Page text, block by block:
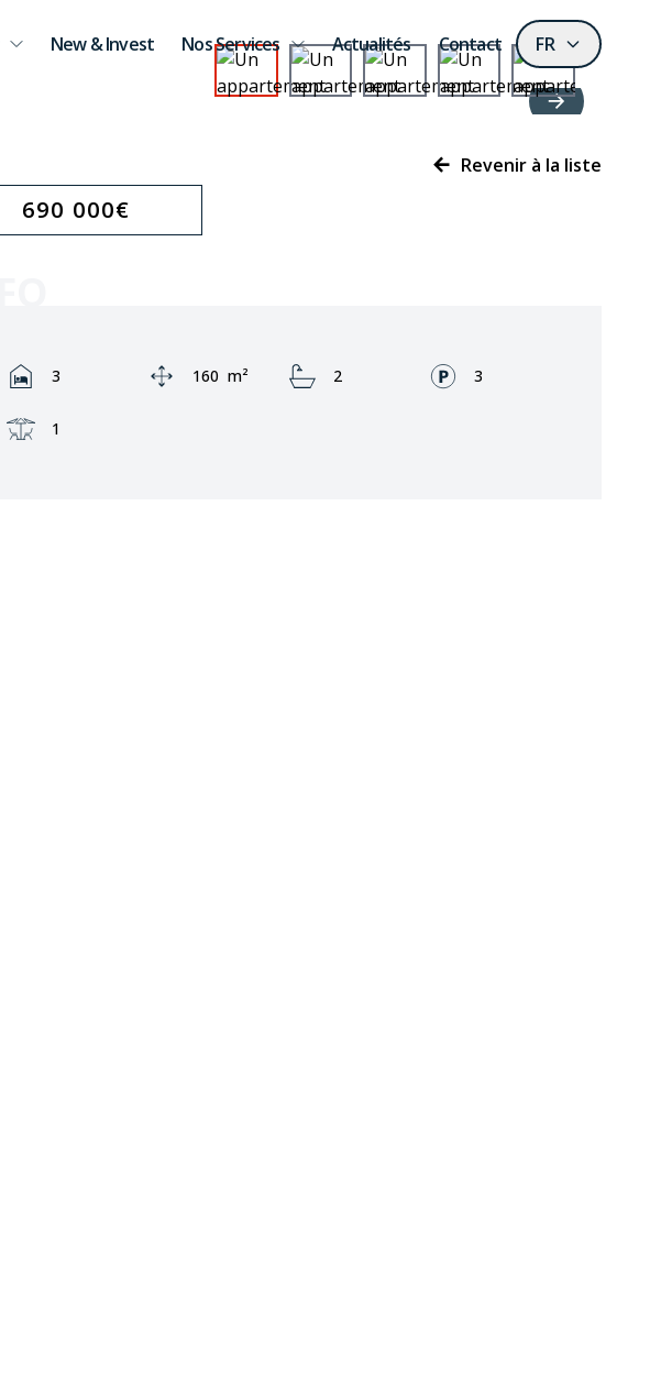
New & Invest Nos Services Actualités Contact FR
Revenir à la liste
690 000€
Rooms:
3 Zone:
160 m² Bathrooms:
2 Façades:
3
Terrasse:
1